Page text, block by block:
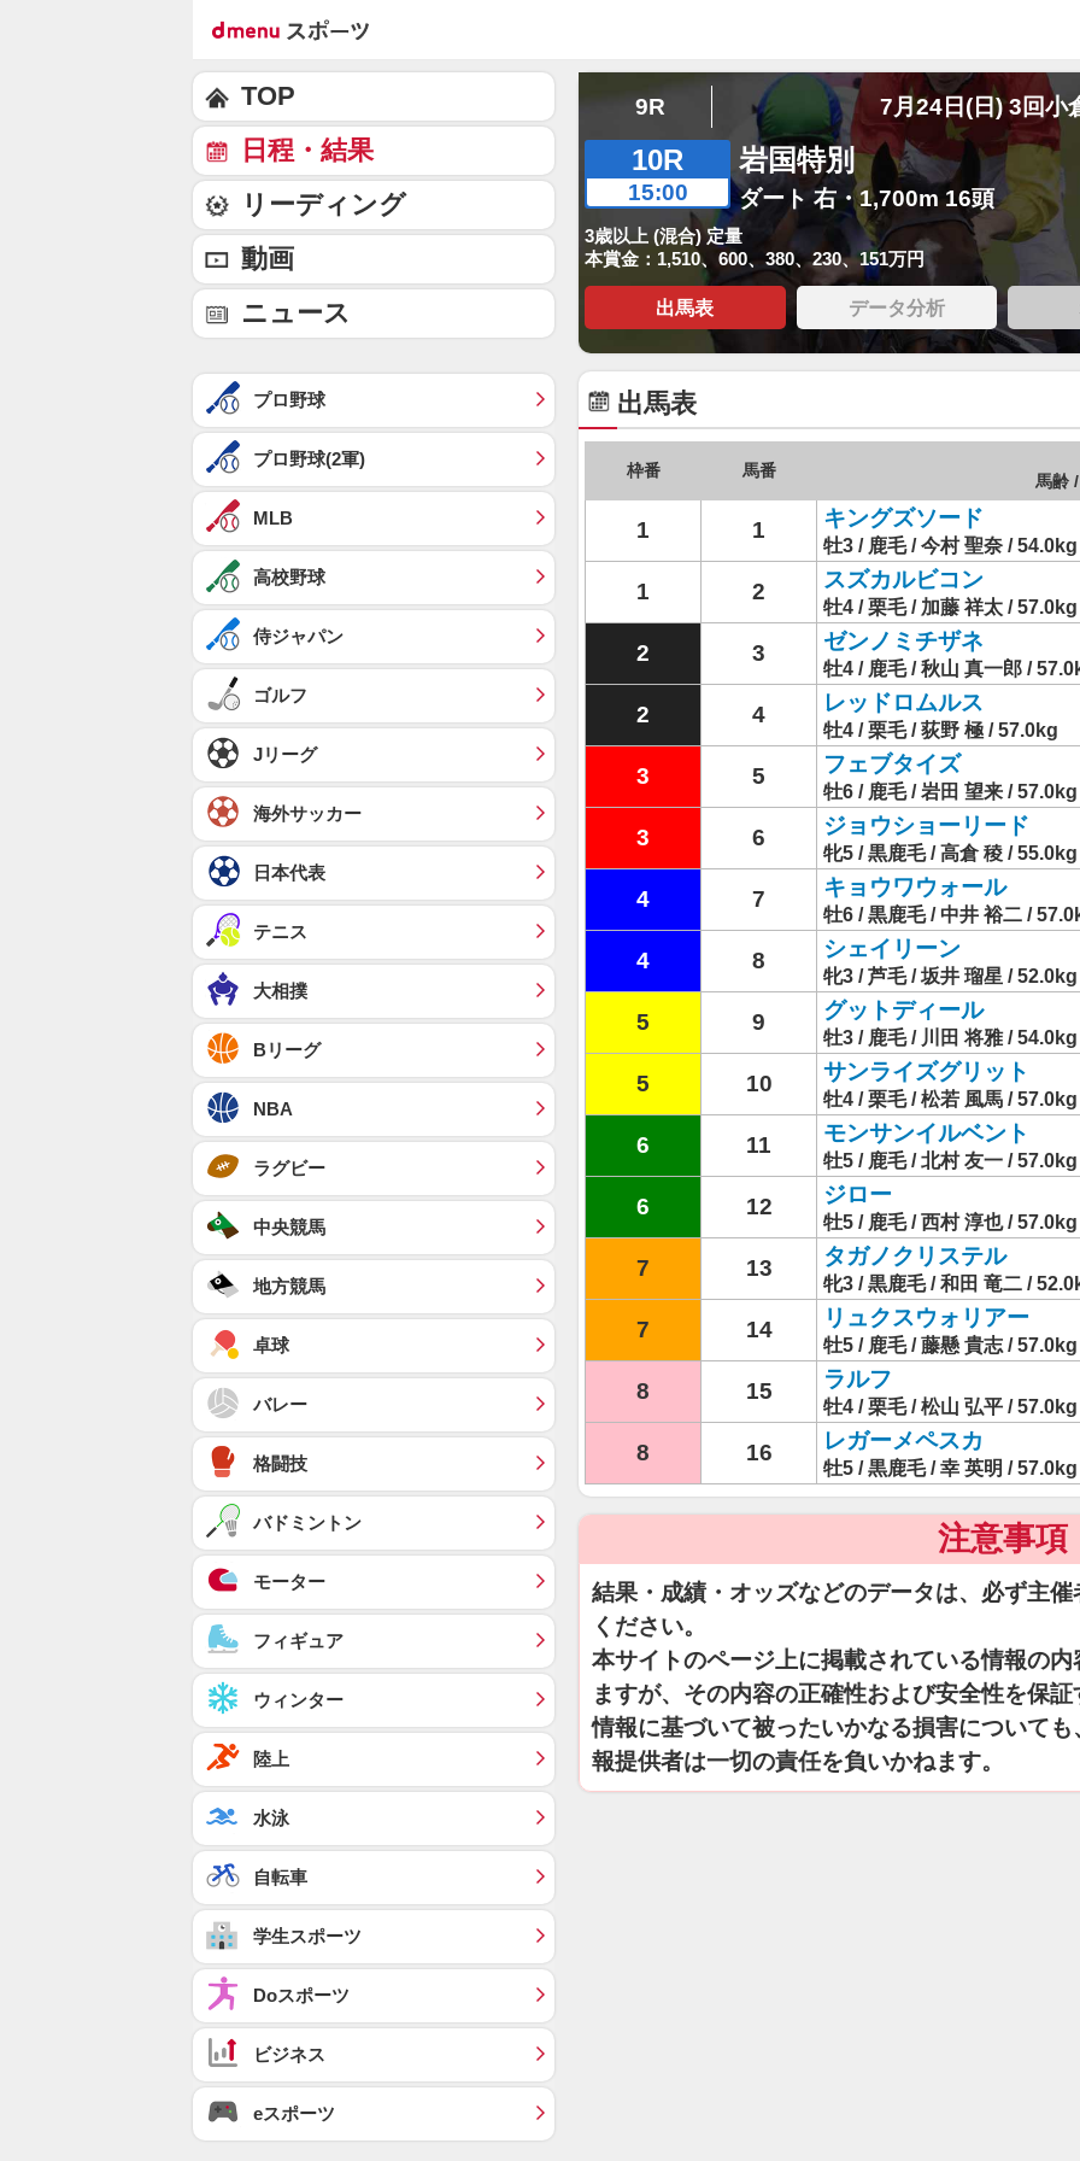
9R 7月24日(日) 3回小
10R
15:00
岩国特別
ダート 右・1,700m 16頭
3歳以上 (混合) 定量
本賞金：1,510、600、380、230、151万円
出馬表 データ分析
出馬表
枠番 馬番
馬齢
1 1 キングズソード
牡3 / 鹿毛 / 今村 聖奈 / 54.0kg
1 2 スズカルビコン
牡4 / 栗毛 / 加藤 祥太 / 57.0kg
2 3 ゼンノミチザネ
牡4 / 鹿毛 / 秋山 真一郎 /
2 4 レッドロムルス
牡4 / 栗毛 / 荻野 極 / 57.0kg
3 5 フェブタイズ
牡6 / 鹿毛 / 岩田 望来 / 57.0kg
3 6 ジョウショーリード
牝5 / 黒鹿毛 / 高倉 稜 / 55.0kg
4 7 キョウワウォール
牡6 / 黒鹿毛 / 中井 裕二 /
4 8 シェイリーン
牝3 / 芦毛 / 坂井 瑠星 / 52.0kg
5 9 グットディール
牡3 / 鹿毛 / 川田 将雅 / 54.0kg
5 10 サンライズグリット
牡4 / 栗毛 / 松若 風馬 / 57.0kg
6 11 モンサンイルベント
牡5 / 鹿毛 / 北村 友一 / 57.0kg
6 12 ジロー
牡5 / 鹿毛 / 西村 淳也 / 57.0kg
7 13 タガノクリステル
牝3 / 黒鹿毛 / 和田 竜二 /
7 14 リュクスウォリアー
牡5 / 鹿毛 / 藤懸 貴志 / 57.0kg
8 15 ラルフ
牡4 / 栗毛 / 松山 弘平 / 57.0kg
8 16 レガーメペスカ
牡5 / 黒鹿毛 / 幸 英明 / 57.0kg
注意事項
結果・成績・オッズなどのデータは、必ず主
ください。
本サイトのページ上に掲載されている情報の
ますが、その内容の正確性および安全性を保
情報に基づいて被ったいかなる損害について
報提供者は一切の責任を負いかねます。
TOP
日程・結果
リーディング
動画
ニュース
プロ野球
プロ野球(2軍)
MLB
高校野球
侍ジャパン
ゴルフ
Jリーグ
海外サッカー
日本代表
テニス
大相撲
Bリーグ
NBA
ラグビー
中央競馬
地方競馬
卓球
バレー
格闘技
バドミントン
モーター
フィギュア
ウィンター
陸上
水泳
自転車
学生スポーツ
Doスポーツ
ビジネス
eスポーツ